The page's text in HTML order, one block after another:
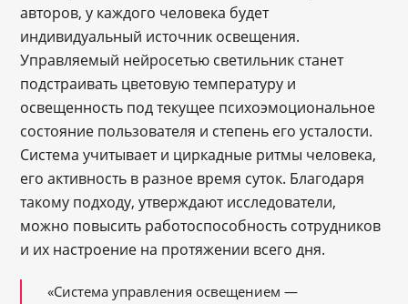
авторов, у каждого человека будет
индивидуальный источник освещения.
Управляемый нейросетью светильник станет
подстраивать цветовую температуру и
освещенность под текущее психоэмоциональное
состояние пользователя и степень его усталости.
Система учитывает и циркадные ритмы человека,
его активность в разное время суток. Благодаря
такому подходу, утверждают исследователи,
можно повысить работоспособность сотрудников
и их настроение на протяжении всего дня.
«Система управления освещением —